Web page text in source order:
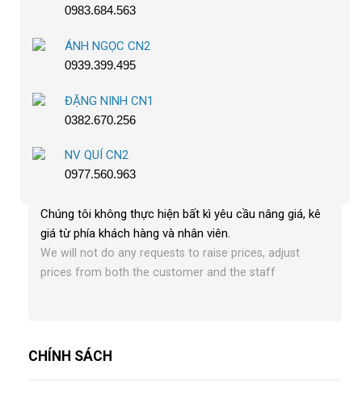
0983.684.563
ÁNH NGỌC CN2
0939.399.495
ĐẶNG NINH CN1
0382.670.256
NV QUÍ CN2
0977.560.963
Chúng tôi không thực hiện bất kì yêu cầu nâng giá, kê
giá từ phía khách hàng và nhân viên.
We will not do any requests to raise prices, adjust
prices from both the customer and the staff
CHÍNH SÁCH